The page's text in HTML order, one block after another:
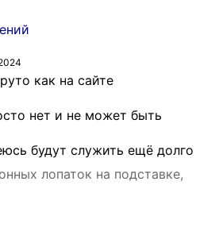
как на сайте
нет и не может быть
будут служить ещё долго
лопаток на подставке,